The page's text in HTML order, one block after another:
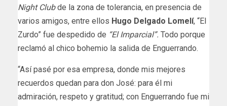
Night Clubde la zona de tolerancia, en presencia de
varios amigos, entre ellos Hugo Delgado Lomelí, “El
Zurdo” fue despedido de “El Imparcial”. Todo porque
reclamó al chico bohemio la salida de Enguerrando.
“Así pasé por esa empresa, donde mis mejores
recuerdos quedan para don José: para él mi
admiración, respeto y gratitud; con Enguerrando fue mi